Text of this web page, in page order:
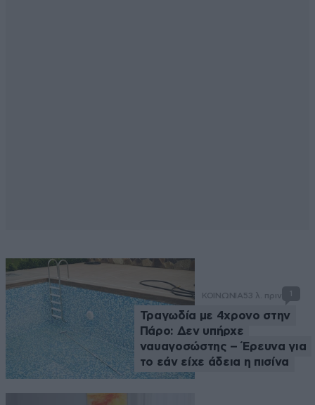
ΚΟΙΝΩΝΙΑ53 λ. πριν
Τραγωδία με 4χρονο στην
Πάρο: Δεν υπήρχε
ναυαγοσώστης – Έρευνα για
το εάν είχε άδεια η πισίνα